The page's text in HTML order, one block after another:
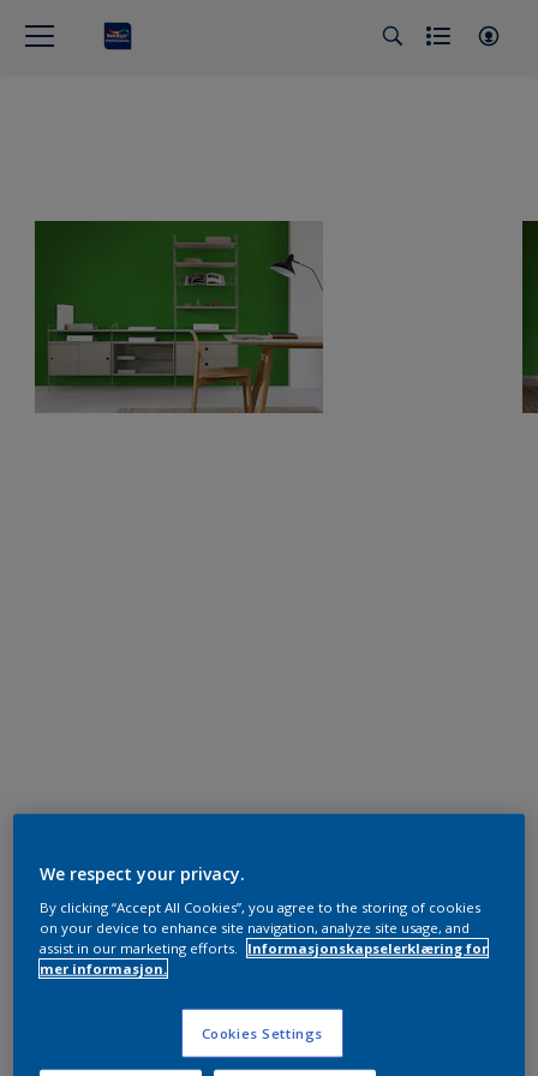
We respect your privacy.
By clicking “Accept All Cookies”, you agree to the storing of cookies
on your device to enhance site navigation, analyze site usage, and
assist in our marketing efforts.
Informasjonskapselerklæring for
mer informasjon.
Cookies Settings